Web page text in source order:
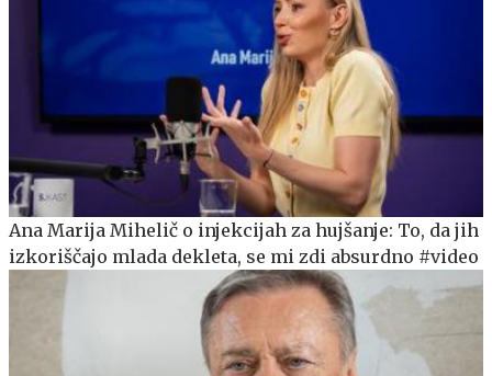
Ana Marija Mihelič o injekcijah za hujšanje: To, da jih
izkoriščajo mlada dekleta, se mi zdi absurdno #video